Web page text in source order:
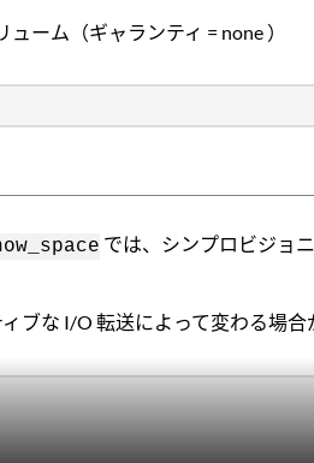
ーム（ギャランティ = none ）
では、シンプロビジョ
ブな I/O 転送によって変わる場合